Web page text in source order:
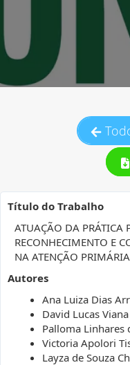
Título do Trabalho
ATUAÇÃO DA PRÁTICA
RECONHECIMENTO E
NA ATENÇÃO
Autores
Ana Luiza Dias
David Lucas
Palloma Linhares
Victoria Apolori
Layza de Souza